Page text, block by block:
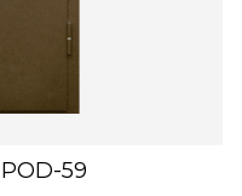
POD-59